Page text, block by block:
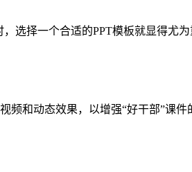
选择一个合适的PPT模板就显得尤
频和动态效果，以增强“好干部”课件